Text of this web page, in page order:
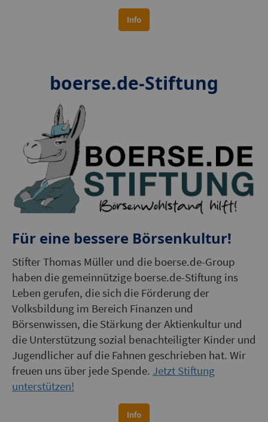
boerse.de-Stiftung
Für eine bessere Börsenkultur!
Stifter Thomas Müller und die boerse.de-Group
haben die gemeinnützige boerse.de-Stiftung ins
Leben gerufen, die sich die Förderung der
Volksbildung im Bereich Finanzen und
Börsenwissen, die Stärkung der Aktienkultur und
die Unterstützung sozial benachteiligter Kinder und
Jugendlicher auf die Fahnen geschrieben hat. Wir
freuen uns über jede Spende. Jetzt Stiftung
unterstützen!